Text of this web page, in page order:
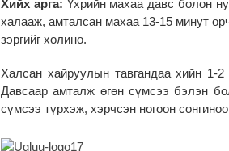
Хийх арга: Үхрийн махаа давс болон
халааж, амталсан махаа 13-15 минут
зэргийг холино.
Халсан хайруулын тавгандаа хийн 1-
Давсаар амталж өгөн сүмсээ бэлэн
сүмсээ түрхэж, хэрчсэн ногоон